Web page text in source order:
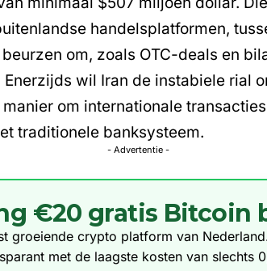
handelsplatformen,
om, zoals OTC-deals en
wil Iran de instabiele rial
om internationale
traditionele banksysteem.
- Advertentie -
€20 gratis Bitcoin
groeiende crypto platform van
met de laagste kosten van slechts